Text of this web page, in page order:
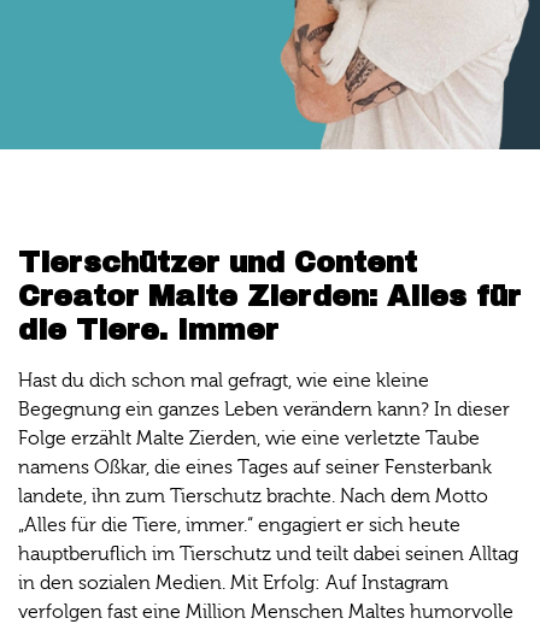
Tierschützer und Content
Creator Malte Zierden: Alles für
die Tiere. Immer
Hast du dich schon mal gefragt, wie eine kleine
Begegnung ein ganzes Leben verändern kann? In dieser
Folge erzählt Malte Zierden, wie eine verletzte Taube
namens Oßkar, die eines Tages auf seiner Fensterbank
landete, ihn zum Tierschutz brachte. Nach dem Motto
„Alles für die Tiere, immer.“ engagiert er sich heute
hauptberuflich im Tierschutz und teilt dabei seinen Alltag
in den sozialen Medien. Mit Erfolg: Auf Instagram
verfolgen fast eine Million Menschen Maltes humorvolle